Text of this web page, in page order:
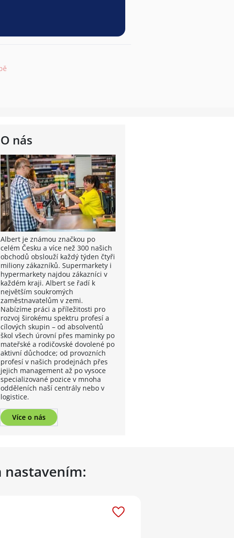
O nás
Albert je známou značkou po
celém Česku a více než 300 našich
obchodů obslouží každý týden čtyři
miliony zákazníků. Supermarkety i
hypermarkety najdou zákazníci v
každém kraji. Albert se řadí k
největším soukromých
zaměstnavatelům v zemi.
Nabízíme práci a příležitosti pro
rozvoj širokému spektru profesí a
cílových skupin – od absolventů
škol všech úrovní přes maminky po
mateřské a rodičovské dovolené po
aktivní důchodce; od provozních
profesí v našich prodejnách přes
jejich management až po vysoce
specializované pozice v mnoha
odděleních naší centrály nebo v
logistice.
Více o nás
nastavením: